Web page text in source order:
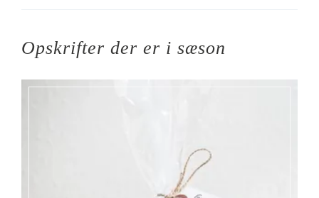
Opskrifter der er i sæson